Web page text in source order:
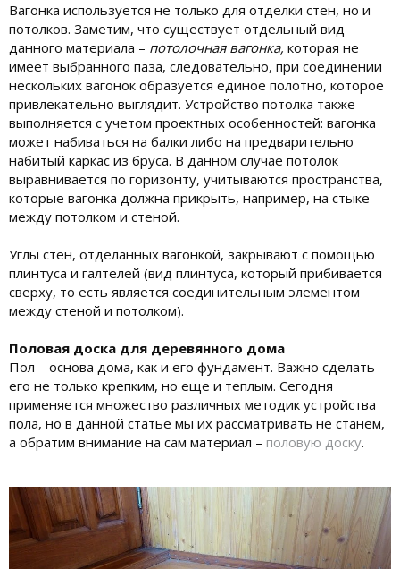
Вагонка используется не только для отделки стен, но и
потолков. Заметим, что существует отдельный вид
данного материала – потолочная вагонка, которая не
имеет выбранного паза, следовательно, при соединении
нескольких вагонок образуется единое полотно, которое
привлекательно выглядит. Устройство потолка также
выполняется с учетом проектных особенностей: вагонка
может набиваться на балки либо на предварительно
набитый каркас из бруса. В данном случае потолок
выравнивается по горизонту, учитываются пространства,
которые вагонка должна прикрыть, например, на стыке
между потолком и стеной.
Углы стен, отделанных вагонкой, закрывают с помощью
плинтуса и галтелей (вид плинтуса, который прибивается
сверху, то есть является соединительным элементом
между стеной и потолком).
Половая доска для деревянного дома
Пол – основа дома, как и его фундамент. Важно сделать
его не только крепким, но еще и теплым. Сегодня
применяется множество различных методик устройства
пола, но в данной статье мы их рассматривать не станем,
а обратим внимание на сам материал – половую доску.